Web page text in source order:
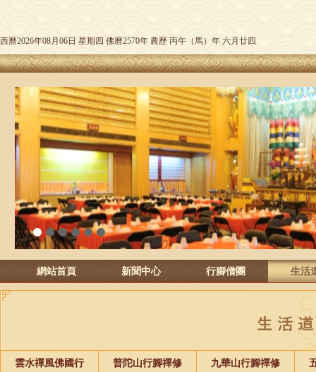
西曆2026年08月06日 星期四 佛曆2570年 農歷 丙午（馬）年 六月廿四
1 2 3 4 5 6
網站首頁 新聞中心 行腳僧團 生活
雲水禪風佛國行 普陀山行腳禪修 九華山行腳禪修